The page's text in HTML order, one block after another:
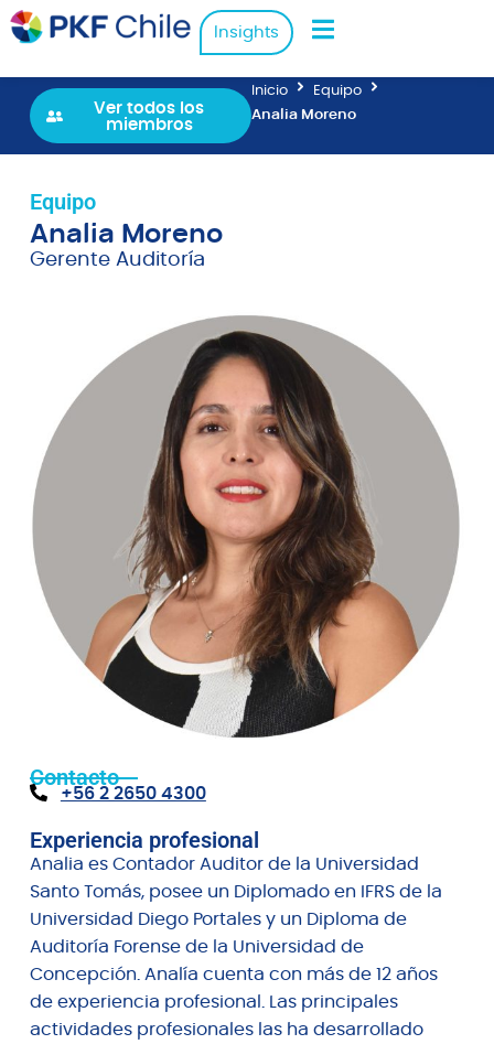
Insights
Ver todos los
miembros
Inicio
Equipo
Analia Moreno
Equipo
Analia Moreno
Gerente Auditoría
Experiencia profesional
Analia es Contador Auditor de la Universidad
Santo Tomás, posee un Diplomado en IFRS de la
Universidad Diego Portales y un Diploma de
Auditoría Forense de la Universidad de
Concepción. Analía cuenta con más de 12 años
de experiencia profesional. Las principales
actividades profesionales las ha desarrollado
Contacto
+56 2 2650 4300